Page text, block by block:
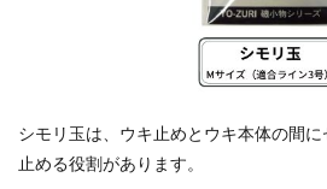
シモリ玉は、ウキ止めとウキ本体の間
止める役割があります。